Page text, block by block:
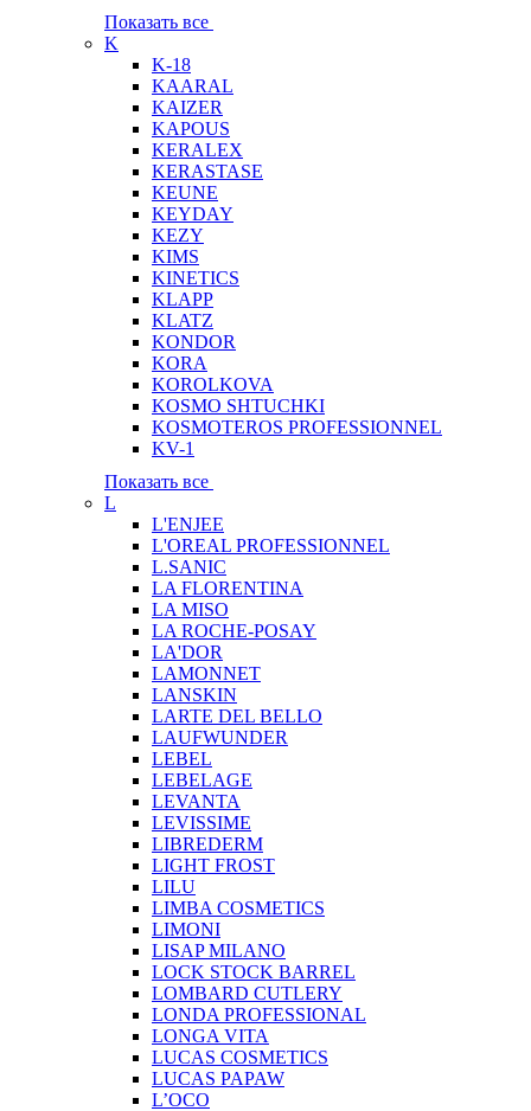
Показать все
K
K-18
KAARAL
KAIZER
KAPOUS
KERALEX
KERASTASE
KEUNE
KEYDAY
KEZY
KIMS
KINETICS
KLAPP
KLATZ
KONDOR
KORA
KOROLKOVA
KOSMO SHTUCHKI
KOSMOTEROS PROFESSIONNEL
KV-1
Показать все
L
L'ENJEE
L'OREAL PROFESSIONNEL
L.SANIC
LA FLORENTINA
LA MISO
LA ROCHE-POSAY
LA'DOR
LAMONNET
LANSKIN
LARTE DEL BELLO
LAUFWUNDER
LEBEL
LEBELAGE
LEVANTA
LEVISSIME
LIBREDERM
LIGHT FROST
LILU
LIMBA COSMETICS
LIMONI
LISAP MILANO
LOCK STOCK BARREL
LOMBARD CUTLERY
LONDA PROFESSIONAL
LONGA VITA
LUCAS COSMETICS
LUCAS PAPAW
L’OCO